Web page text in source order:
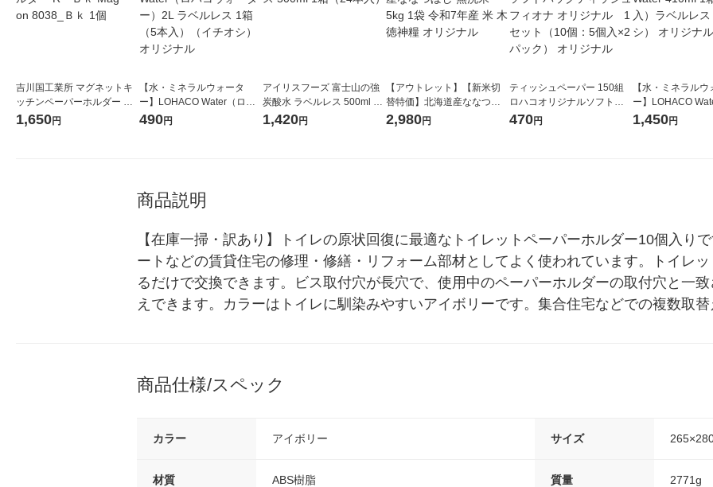
吉川国工業所 マグネットキ
ッチンペーパーホルダー R
Ｂｋ Magーon 8038_Ｂｋ
1個
1,650円
【水・ミネラルウォータ
ー】LOHACO Water（ロハ
コウォーター）2L ラベルレ
490円
アイリスフーズ 富士山の強
炭酸水 ラベルレス 500ml 1
箱（24本入）
1,420円
【アウトレット】【新米切
替特価】北海道産ななつぼ
し 無洗米 5kg 1袋 令和7年産
米 木徳神糧 オリジナル
2,980円
ティッシュペーパー 150組
ロハコオリジナルソフトパ
ックティッシュ フィオナ オ
470円
【水・ミネラルウ
ー】LOHACO
1箱（20本入）ラ
（イチオシ） オリ
1,450円
商品説明
【在庫一掃・訳あり】トイレの原状回復に最適なトイレットペーパーホルダー10個入り
ートなどの賃貸住宅の修理・修繕・リフォーム部材としてよく使われています。トイレ
るだけで交換できます。ビス取付穴が長穴で、使用中のペーパーホルダーの取付穴と一
えできます。カラーはトイレに馴染みやすいアイボリーです。集合住宅などでの複数取替
商品仕様/スペック
カラー アイボリー サイズ
材質 ABS樹脂 質量 2771g